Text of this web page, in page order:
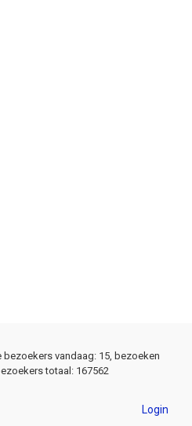
bezoekers vandaag: 15, bezoeken
totaal: 167562
Login